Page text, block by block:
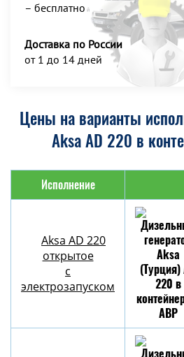
– бесплатно
Доставка по России
от 1 до 14 дней
Цены на варианты
Aksa AD 220 в
Исполнение
Aksa AD 220
открытое
с
электрозапуском